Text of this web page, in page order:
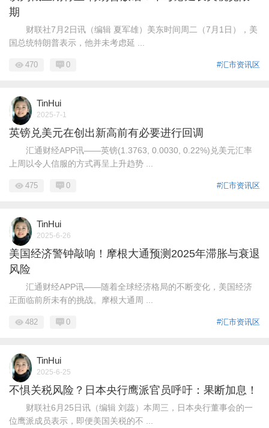
期
财联社7月2日讯（编辑 夏军雄）美东时间周二（7月1日），美
国总统特朗普表示，他并未考虑延 ...
#汇市资讯区
470 0
TinHui
2025-7-1
英镑兑美元在创出新高前有必要进行回调
汇通财经APP讯——英镑(1.3763, 0.0030, 0.22%)兑美元汇率
上周以令人信服的方式再呈上升趋势 ...
#汇市资讯区
475 0
TinHui
2025-6-26
美国经济警钟敲响！摩根大通预测2025年滞胀与衰退
风险
汇通财经APP讯——随着全球经济格局的不断变化，美国经济
正面临前所未有的挑战。摩根大通周 ...
#汇市资讯区
482 0
TinHui
2025-6-25
不惧关税风险？日本央行鹰派官员呼吁：果断加息！
财联社6月25日讯（编辑 刘蕊）本周三，日本央行董事会的一
位鹰派成员表示，即便美国关税的不 ...